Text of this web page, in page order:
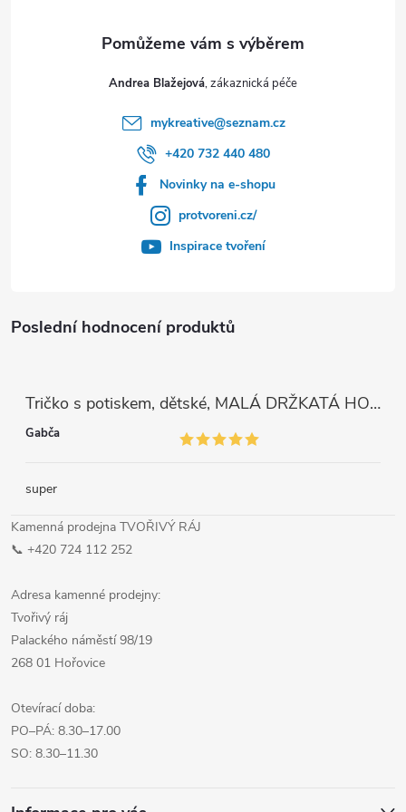
Poslední hodnocení produktů
Tričko s potiskem, dětské, MALÁ DRŽKATÁ HOLKA, 1 ks
Gabča
super
Kamenná prodejna TVOŘIVÝ RÁJ
📞 +420 724 112 252
Adresa kamenné prodejny:
Tvořivý ráj
Palackého náměstí 98/19
268 01 Hořovice
Otevírací doba:
PO–PÁ: 8.30–17.00
SO: 8.30–11.30
Andrea Blažejová
mykreative@seznam.cz
+420 732 440 480
Novinky na e-shopu
protvoreni.cz/
Inspirace tvoření